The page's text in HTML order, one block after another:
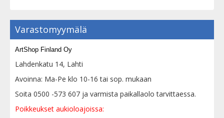
Varastomyymälä
ArtShop Finland Oy
Lahdenkatu 14, Lahti
Avoinna: Ma-Pe klo 10-16 tai sop. mukaan
Soita 0500 -573 607 ja varmista paikallaolo tarvittaessa.
Poikkeukset aukioloajoissa: